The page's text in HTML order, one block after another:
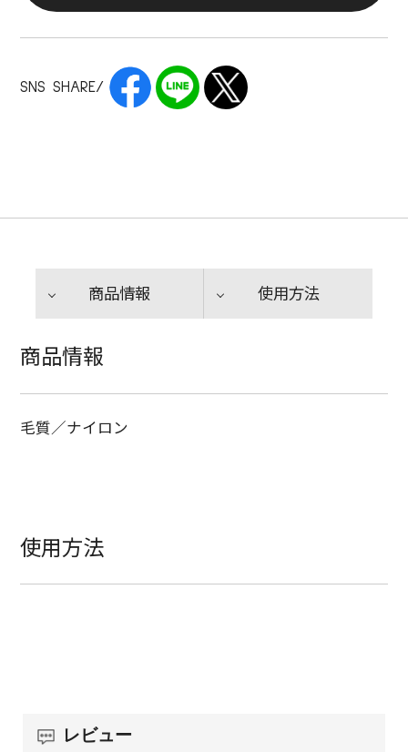
SNS SHARE/
商品情報 使用方法
商品情報
毛質／ナイロン
使用方法
レビュー